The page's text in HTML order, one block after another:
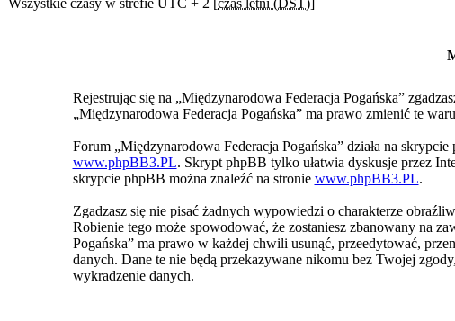
Wszystkie czasy w strefie UTC + 2 [czas letni (DST)]
Rejestrując się na „Międzynarodowa Federacja Pogańska”
„Międzynarodowa Federacja Pogańska” ma prawo zmienić te
Forum „Międzynarodowa Federacja Pogańska” działa na
www.phpBB3.PL. Skrypt phpBB tylko ułatwia dyskusje przez
skrypcie phpBB można znaleźć na stronie www.phpBB3.PL.
Zgadzasz się nie pisać żadnych wypowiedzi o charakterze
Robienie tego może spowodować, że zostaniesz zbanowany na
Pogańska” ma prawo w każdej chwili usunąć, przeedytować,
danych. Dane te nie będą przekazywane nikomu bez Twojej
wykradzenie danych.